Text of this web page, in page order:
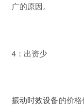
广的原因。
4：出资少
振动时效设备的价